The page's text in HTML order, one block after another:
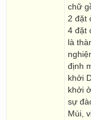
chữ
2 đặt
4 đặt
là
định
khởi
khởi
sự
Mùi,